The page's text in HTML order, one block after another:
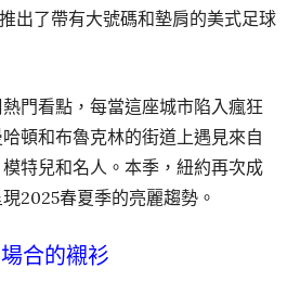
出了帶有大號碼和墊肩的美式足球
門看點，每當這座城市陷入瘋狂
頓和布魯克林的街道上遇見來自
特兒和名人。本季，紐約再次成
2025春夏季的亮麗趨勢。
合的襯衫